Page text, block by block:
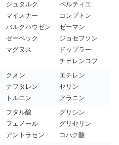
シュタルク
マイスナー
バルクハウゼン
ゼーベック
マグヌス
ペルティエ
コンプトン
ゼーマン
ジョセフソン
ドップラー
チェレンコフ
クメン
ナフタレン
トルエン
エチレン
セリン
アラニン
フタル酸
フェノール
アントラセン
グリシン
グリセリン
コハク酸